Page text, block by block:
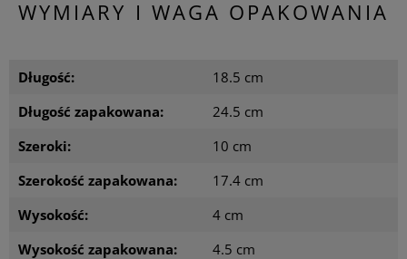
WYMIARY I WAGA OPAKOWANIA
Długość:
18.5 cm
Długość zapakowana:
24.5 cm
Szeroki:
10 cm
Szerokość zapakowana:
17.4 cm
Wysokość:
4 cm
Wysokość zapakowana:
4.5 cm